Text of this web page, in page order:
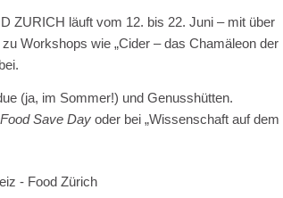
ZURICH läuft vom 12. bis 22. Juni – mit über
Workshops wie „Cider – das Chamäleon der
(ja, im Sommer!) und Genusshütten.
Food Save Day oder bei „Wissenschaft auf dem